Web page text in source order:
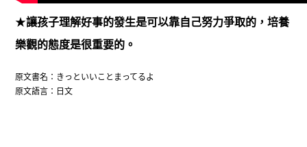
★讓孩子理解好事的發生是可以靠自己努力爭取的，培養
樂觀的態度是很重要的。
原文書名： きっといいことまってるよ
原文語言：日文